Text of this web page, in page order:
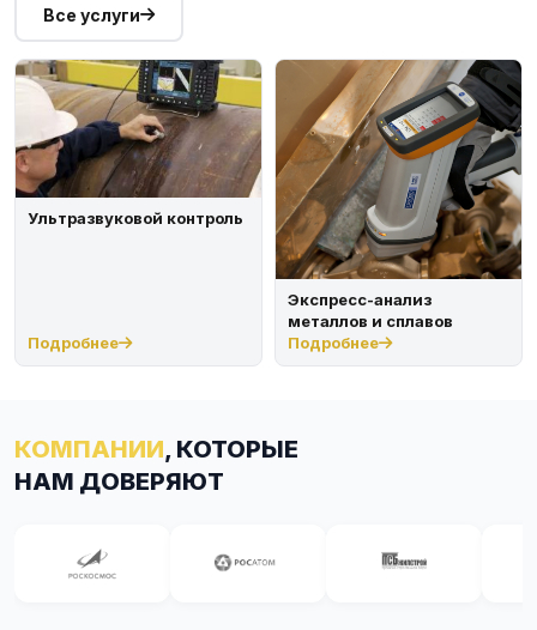
Все услуги
Ультразвуковой контроль
Подробнее
Экспресс-анализ
металлов и сплавов
Подробнее
КОМПАНИИ, КОТОРЫЕ
НАМ ДОВЕРЯЮТ